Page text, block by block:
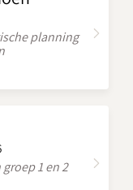
planning
1 en 2